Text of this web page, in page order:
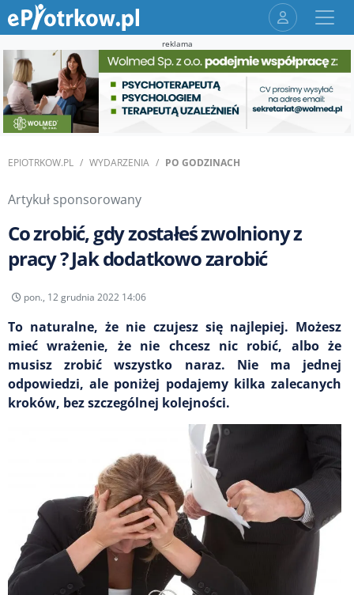
reklama
EPIOTRKOW.PL WYDARZENIA PO GODZINACH
Artykuł sponsorowany
Co zrobić, gdy zostałeś zwolniony z
pracy ? Jak dodatkowo zarobić
pon., 12 grudnia 2022 14:06
To naturalne, że nie czujesz się najlepiej. Możesz
mieć wrażenie, że nie chcesz nic robić, albo że
musisz zrobić wszystko naraz. Nie ma jednej
odpowiedzi, ale poniżej podajemy kilka zalecanych
kroków, bez szczególnej kolejności.